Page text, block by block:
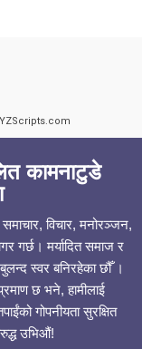
कामनाटुडे
विचार, मनोरञ्जन,
गर्छ। मर्यादित समाज र
स्वर बनिरहेका छौँ ।
छ भने, हामीलाई
गोपनीयता सुरक्षित
उभिऔं!